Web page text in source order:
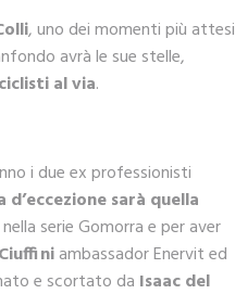
, uno dei momenti più attesi
avrà le sue stelle,
al via.
i due ex professionisti
d’eccezione sarà quella
serie Gomorra e per aver
ambassador Enervit ed
e scortato da Isaac del